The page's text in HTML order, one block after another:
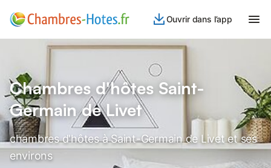
Ouvrir dans l’app
Chambres d'hôtes Saint-
Germain de Livet
chambres d'hôtes à Saint-Germain de Livet et ses
environs